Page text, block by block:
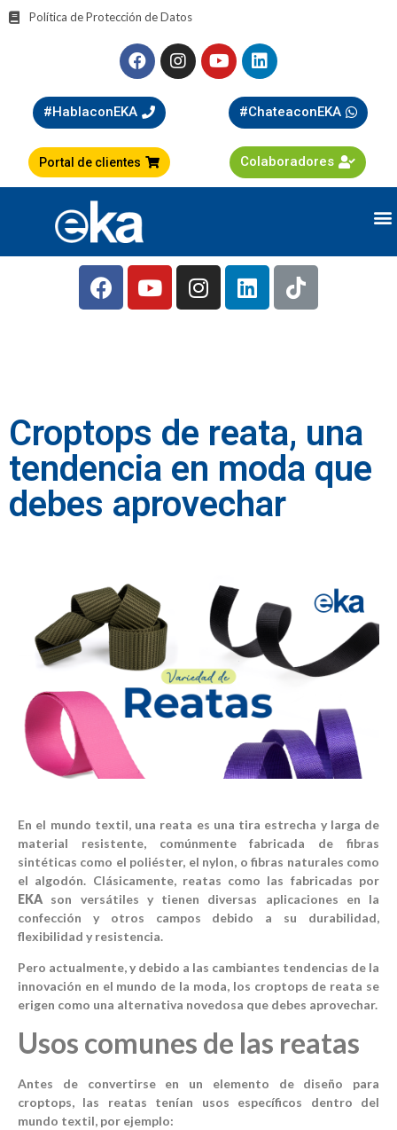
Política de Protección de Datos
#HablaconEKA #ChateaconEKA
Portal de clientes Colaboradores
Croptops de reata, una
tendencia en moda que
debes aprovechar
En el mundo textil, una reata es una tira estrecha y larga de
material resistente, comúnmente fabricada de fibras
sintéticas como el poliéster, el nylon, o fibras naturales como
el algodón. Clásicamente, reatas como las fabricadas por
EKA son versátiles y tienen diversas aplicaciones en la
confección y otros campos debido a su durabilidad,
flexibilidad y resistencia.
Pero actualmente, y debido a las cambiantes tendencias de la
innovación en el mundo de la moda, los croptops de reata se
erigen como una alternativa novedosa que debes aprovechar.
Usos comunes de las reatas
Antes de convertirse en un elemento de diseño para
croptops, las reatas tenían usos específicos dentro del
mundo textil, por ejemplo: